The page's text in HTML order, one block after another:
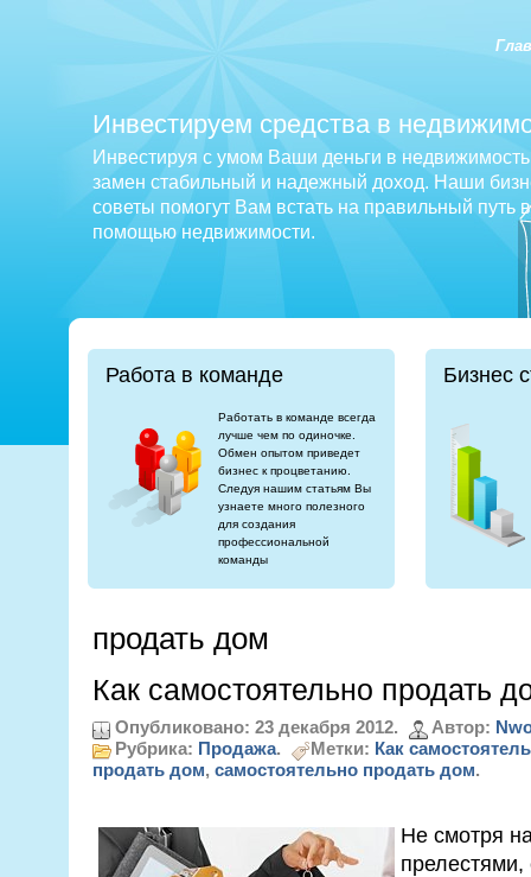
Инвестируем средства в
Инвестируя с умом Ваши деньги в
замен стабильный и надежный доход. Наши
советы помогут Вам встать на правильный путь
помощью недвижимости.
Работа в команде
Работать в команде всегда
лучше чем по одиночке.
Обмен опытом приведет
бизнес к процветанию.
Следуя нашим статьям Вы
узнаете много полезного
для создания
профессиональной
команды
Бизнес
продать дом
Как самостоятельно продать
Опубликовано: 23 декабря 2012. Автор:
Рубрика: Продажа. Метки: Как
продать дом, самостоятельно продать дом.
Не смотря
прелестями,